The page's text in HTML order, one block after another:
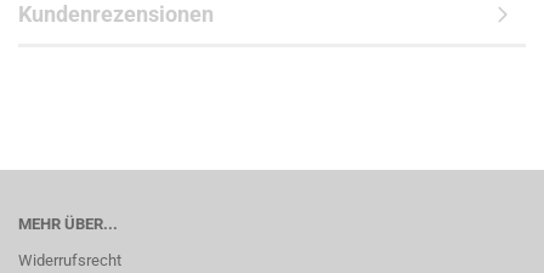
Kundenrezensionen
MEHR ÜBER...
Widerrufsrecht